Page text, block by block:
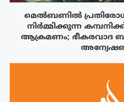
മെൽബണിൽ
നിർമ്മിക്കുന്ന
ആക്രമണം; ഭീകരവാദ